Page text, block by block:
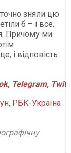
зняли цю
б – і все.
Причому ми
і відповість
, Telegram,
РБК-Україна